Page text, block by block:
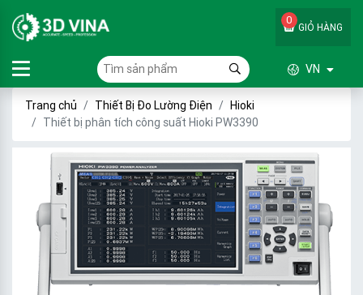
GIỎ HÀNG
0
VN
Trang chủ Thiết Bị Đo Lường Điện
Hioki
Thiết bị phân tích công suất Hioki PW3390